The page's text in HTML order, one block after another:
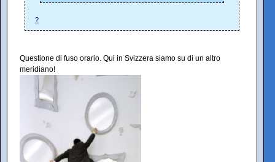
?
Questione di fuso orario. Qui in Svizzera siamo su di un altro
meridiano!